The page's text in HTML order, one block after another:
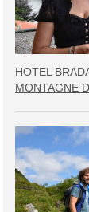
HOTEL
MONTAGNE